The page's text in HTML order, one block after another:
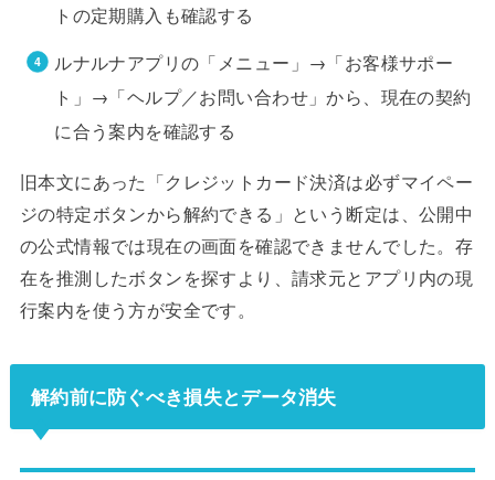
トの定期購入も確認する
ルナルナアプリの「メニュー」→「お客様サポー
ト」→「ヘルプ／お問い合わせ」から、現在の契約
に合う案内を確認する
旧本文にあった「クレジットカード決済は必ずマイペー
ジの特定ボタンから解約できる」という断定は、公開中
の公式情報では現在の画面を確認できませんでした。存
在を推測したボタンを探すより、請求元とアプリ内の現
行案内を使う方が安全です。
解約前に防ぐべき損失とデータ消失